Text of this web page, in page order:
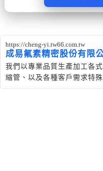
https://cheng-yi.tw66.com.tw
成易氟素精密股份有限
我們以專業品質生產加工各
縮管、以及各種客戶需求特